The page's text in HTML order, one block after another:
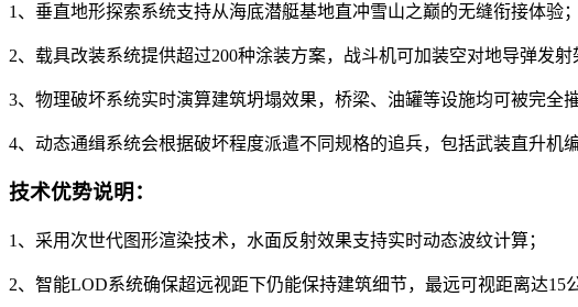
1、垂直地形探索系统支持从海底潜艇基地直冲雪山之巅的无缝衔接体验；
2、载具改装系统提供超过200种涂装方案，战斗机可加装空对地导弹发射
3、物理破坏系统实时演算建筑坍塌效果，桥梁、油罐等设施均可被完全摧
4、动态通缉系统会根据破坏程度派遣不同规格的追兵，包括武装直升机编
技术优势说明：
1、采用次世代图形渲染技术，水面反射效果支持实时动态波纹计算；
2、智能LOD系统确保超远视距下仍能保持建筑细节，最远可视距离达15